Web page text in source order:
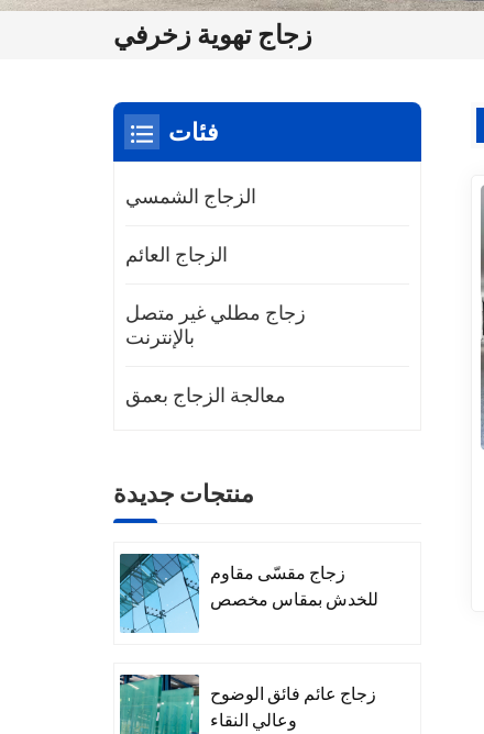
زجاج تهوية زخرفي
فئات
الزجاج الشمسي
الزجاج العائم
زجاج مطلي غير متصل
بالإنترنت
معالجة الزجاج بعمق
منتجات جديدة
زجاج مقسّى مقاوم
للخدش بمقاس مخصص
زجاج عائم فائق الوضوح
وعالي النقاء